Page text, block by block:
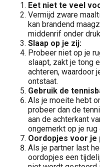
Eet niet te veel
Vermijd zware
kan brandend
middenrif onder
Slaap op je zij:
Probeer niet op je
slaapt, zakt je tong
achteren, waardoor
ontstaat.
⁠Gebruik de
Als je moeite hebt
probeer dan de
aan de achterkant
ongemerkt op je rug
Oordopjes voor je
Als je partner last
oordopjes een